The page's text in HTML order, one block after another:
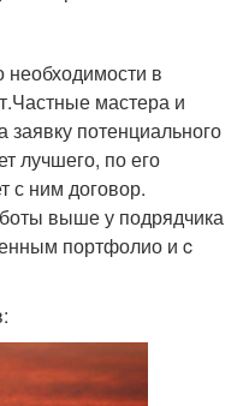
в
мастера и
заявку потенциального
лучшего, по его
с ним договор.
выше у подрядчика
портфолио и c